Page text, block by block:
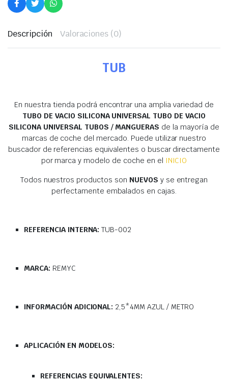
Descripción Valoraciones (0)
TUB
En nuestra tienda podrá encontrar una amplia variedad de
TUBO DE VACIO SILICONA UNIVERSAL TUBO DE VACIO
SILICONA UNIVERSAL TUBOS / MANGUERAS de la mayoría de
marcas de coche del mercado. Puede utilizar nuestro
buscador de referencias equivalentes o buscar directamente
por marca y modelo de coche en el INICIO
Todos nuestros productos son NUEVOS y se entregan
perfectamente embalados en cajas.
REFERENCIA INTERNA:TUB-002
MARCA: REMYC
INFORMACIÓN ADICIONAL: 2,5*4MM AZUL / METRO
APLICACIÓN EN MODELOS:
REFERENCIAS EQUIVALENTES: